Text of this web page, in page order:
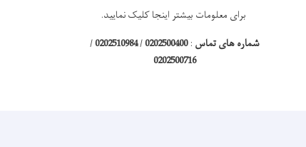
برای معلومات بیشتر اینجا کلیک نمایید.
شماره های تماس :
0202500400
/
0202510984
/
0202500716